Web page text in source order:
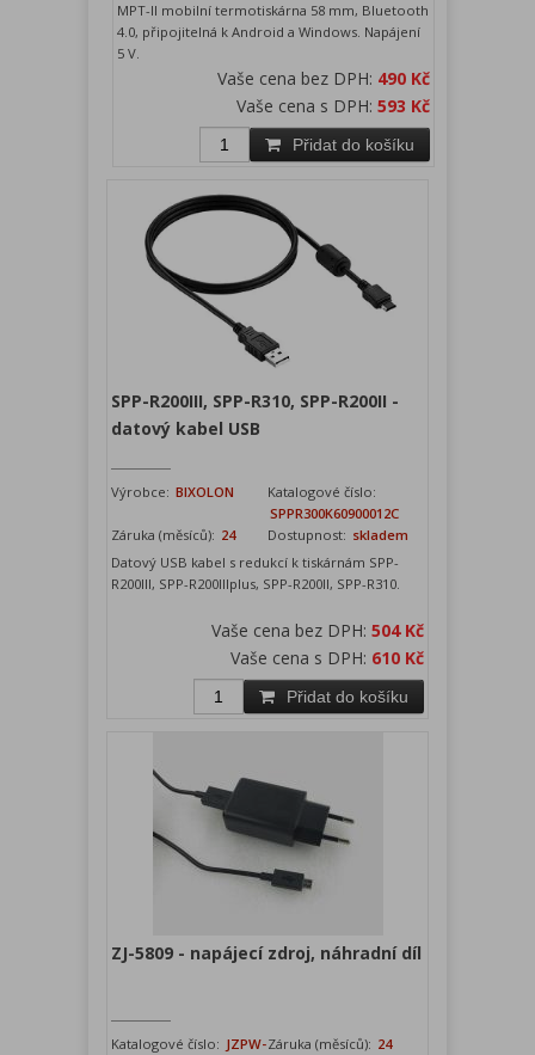
MPT-II mobilní termotiskárna 58 mm, Bluetooth
4.0, připojitelná k Android a Windows. Napájení
5 V.
Vaše cena bez DPH: 490 Kč
Vaše cena s DPH:593 Kč
Přidat do košíku
SPP-R200III, SPP-R310, SPP-R200II -
datový kabel USB
Výrobce: BIXOLON
Katalogové číslo:
SPPR300K60900012C
Záruka (měsíců): 24 Dostupnost: skladem
Datový USB kabel s redukcí k tiskárnám SPP-
R200III, SPP-R200IIIplus, SPP-R200II, SPP-R310.
Vaše cena bez DPH: 504 Kč
Vaše cena s DPH: 610 Kč
Přidat do košíku
ZJ-5809 - napájecí zdroj, náhradní díl
Katalogové číslo: JZPW-Záruka (měsíců): 24